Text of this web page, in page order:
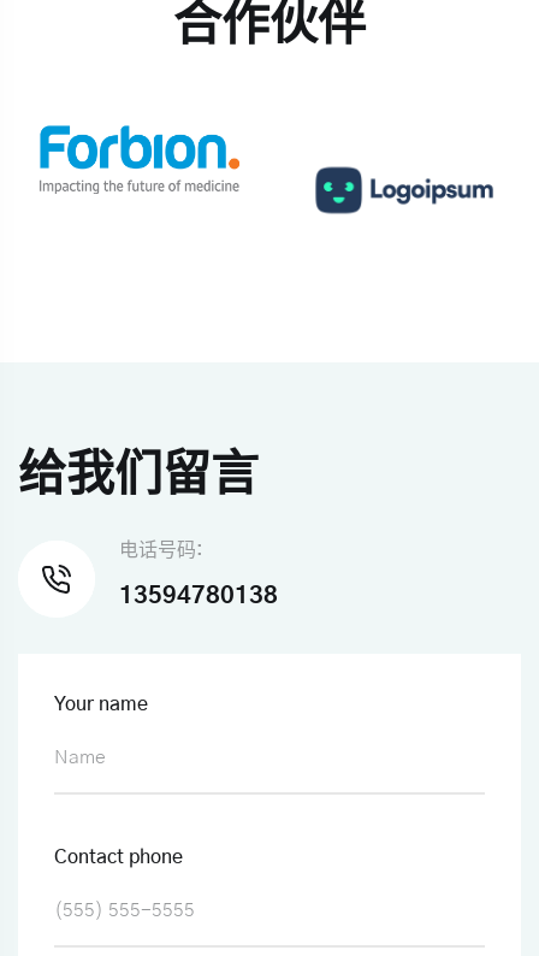
合作伙伴
给我们留言
电话号码:
13594780138
Your name
Contact phone